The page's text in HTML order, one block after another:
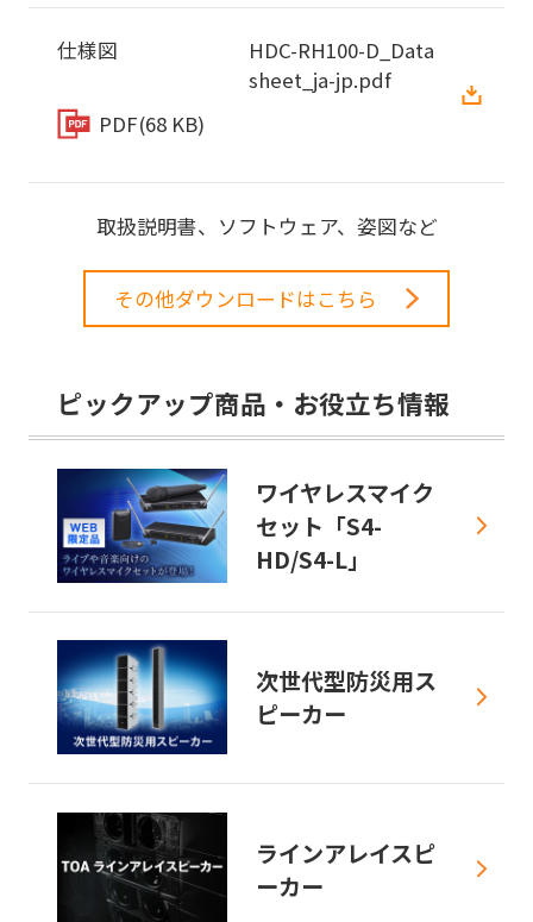
仕様図
HDC-RH100-D_Data
sheet_ja-jp.pdf
PDF(68 KB)
取扱説明書、ソフトウェア、姿図など
その他ダウンロードはこちら
ピックアップ商品・お役立ち情報
ワイヤレスマイク
セット「S4-
HD/S4-L」
次世代型防災用ス
ピーカー
ラインアレイスピ
ーカー